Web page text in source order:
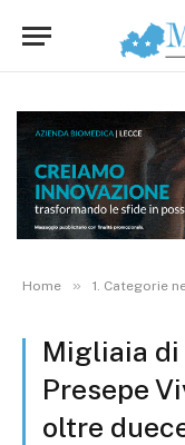
Home » 1. Categorie
Migliaia
Presepe
oltre